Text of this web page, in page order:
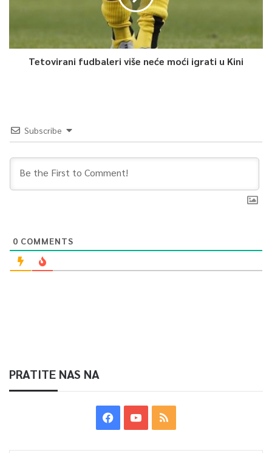
Tetovirani fudbaleri više neće moći igrati u Kini
Subscribe
0 COMMENTS
PRATITE NAS NA